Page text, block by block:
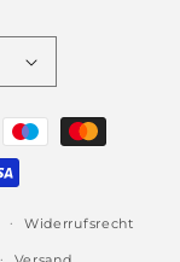
Widerrufsrecht